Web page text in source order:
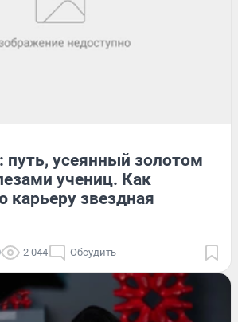
путь, усеянный золотом
учениц. Как
карьеру звездная
2 044 Обсудить